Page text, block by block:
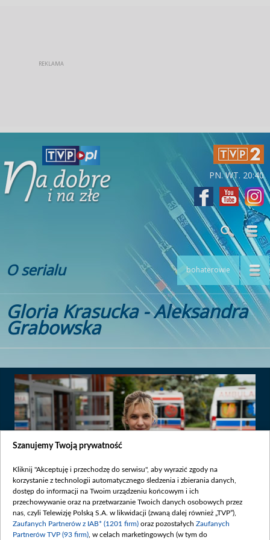
PN. WT. 20:40
O serialu bohaterowie
Gloria Krasucka - Aleksandra
Grabowska
Data publikacji:2022-09-13
Szanujemy Twoją prywatność
Kliknij "Akceptuję i przechodzę do serwisu", aby wyrazić zgody na
korzystanie z technologii automatycznego śledzenia i zbierania danych,
dostęp do informacji na Twoim urządzeniu końcowym i ich
przechowywanie oraz na przetwarzanie Twoich danych osobowych przez
nas, czyli Telewizję Polską S.A. w likwidacji (zwaną dalej również „TVP”),
Zaufanych Partnerów z IAB* (1201 firm) oraz pozostałych Zaufanych
Partnerów TVP (93 firm) , w celach marketingowych (w tym do